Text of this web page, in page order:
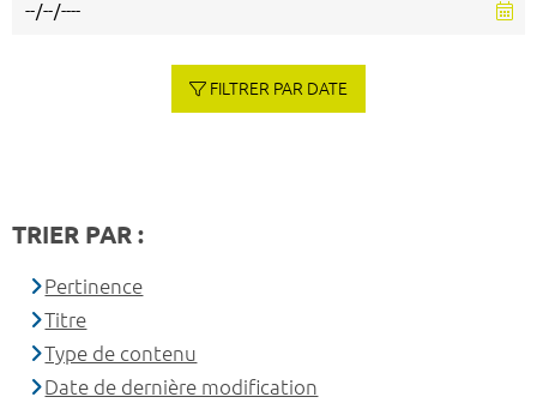
FILTRER PAR DATE
TRIER PAR :
Pertinence
Titre
Type de contenu
Date de dernière modification